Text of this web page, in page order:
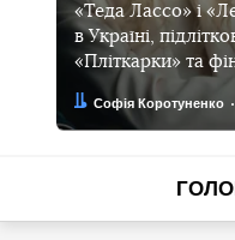
«Теда Лассо» і
в Україні,
«Пліткарки» та
Автор:
Софія Коротуненко
Дата: